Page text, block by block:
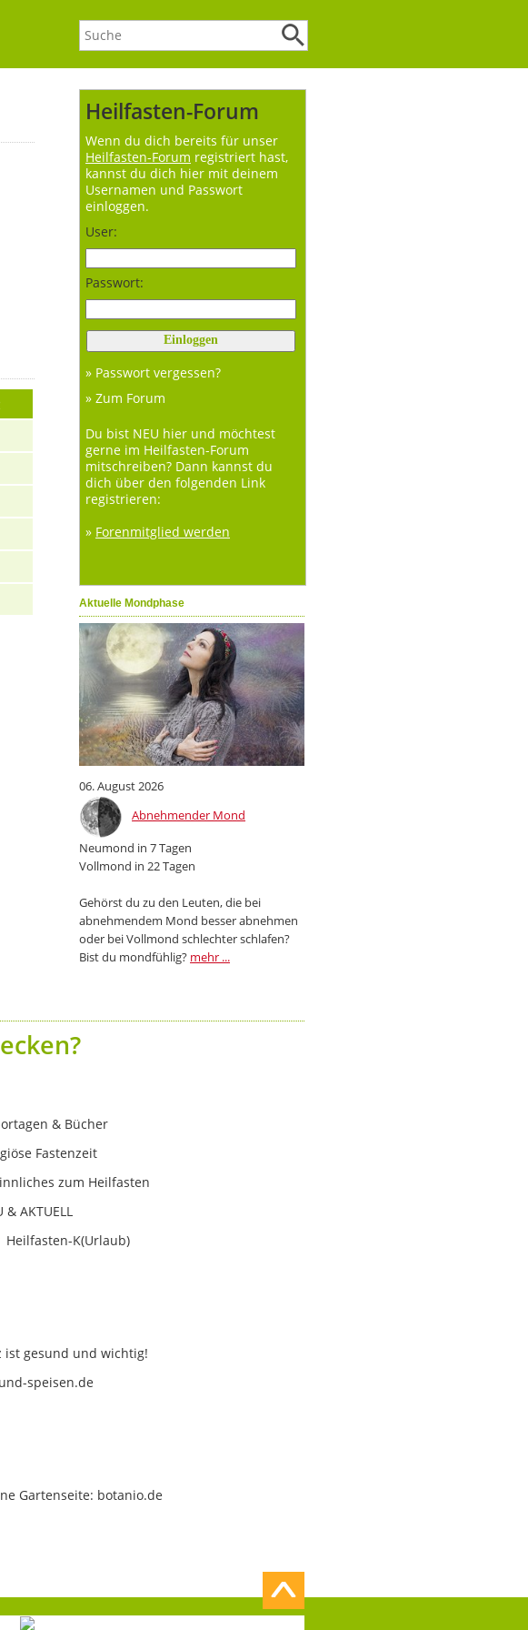
Heilfasten-Forum
Wenn du dich bereits für unser
Heilfasten-Forum registriert hast,
kannst du dich hier mit deinem
Usernamen und Passwort
einloggen.
User:
Passwort:
» Passwort vergessen?
» Zum Forum
Du bist NEU hier und möchtest
gerne im Heilfasten-Forum
mitschreiben? Dann kannst du
dich über den folgenden Link
registrieren:
» Forenmitglied werden
Aktuelle Mondphase
06. August 2026
Abnehmender Mond
Neumond in 7 Tagen
Vollmond in 22 Tagen
Gehörst du zu den Leuten, die bei
abnehmendem Mond besser abnehmen
oder bei Vollmond schlechter schlafen?
Bist du mondfühlig? mehr ...
& Bücher
Fastenzeit
zum Heilfasten
& AKTUELL
Heilfasten-K(Urlaub)
ist gesund und wichtig!
speisen.de
Gartenseite: botanio.de